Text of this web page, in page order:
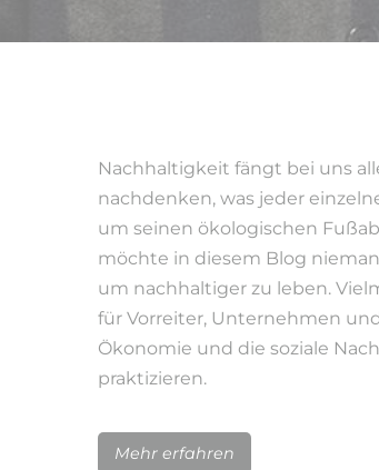
Nachhaltigkeit fängt bei uns
nachdenken, was jeder
um seinen ökologischen
möchte in diesem Blog
um nachhaltiger zu leben.
für Vorreiter, Unternehmen
Ökonomie und die soziale
praktizieren.
Mehr erfahren